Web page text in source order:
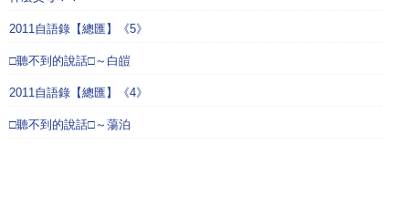
2011自語錄【總匯】《5》
□聽不到的說話□～白皚
2011自語錄【總匯】《4》
□聽不到的說話□～蕩泊